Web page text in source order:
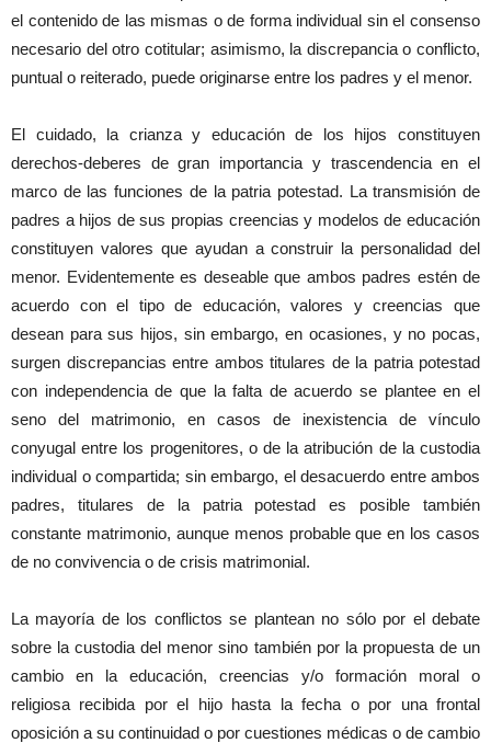
el contenido de las mismas o de forma individual sin el consenso
necesario del otro cotitular; asimismo, la discrepancia o conflicto,
puntual o reiterado, puede originarse entre los padres y el menor.
El cuidado, la crianza y educación de los hijos constituyen
derechos-deberes de gran importancia y trascendencia en el
marco de las funciones de la patria potestad. La transmisión de
padres a hijos de sus propias creencias y modelos de educación
constituyen valores que ayudan a construir la personalidad del
menor. Evidentemente es deseable que ambos padres estén de
acuerdo con el tipo de educación, valores y creencias que
desean para sus hijos, sin embargo, en ocasiones, y no pocas,
surgen discrepancias entre ambos titulares de la patria potestad
con independencia de que la falta de acuerdo se plantee en el
seno del matrimonio, en casos de inexistencia de vínculo
conyugal entre los progenitores, o de la atribución de la custodia
individual o compartida; sin embargo, el desacuerdo entre ambos
padres, titulares de la patria potestad es posible también
constante matrimonio, aunque menos probable que en los casos
de no convivencia o de crisis matrimonial.
La mayoría de los conflictos se plantean no sólo por el debate
sobre la custodia del menor sino también por la propuesta de un
cambio en la educación, creencias y/o formación moral o
religiosa recibida por el hijo hasta la fecha o por una frontal
oposición a su continuidad o por cuestiones médicas o de cambio